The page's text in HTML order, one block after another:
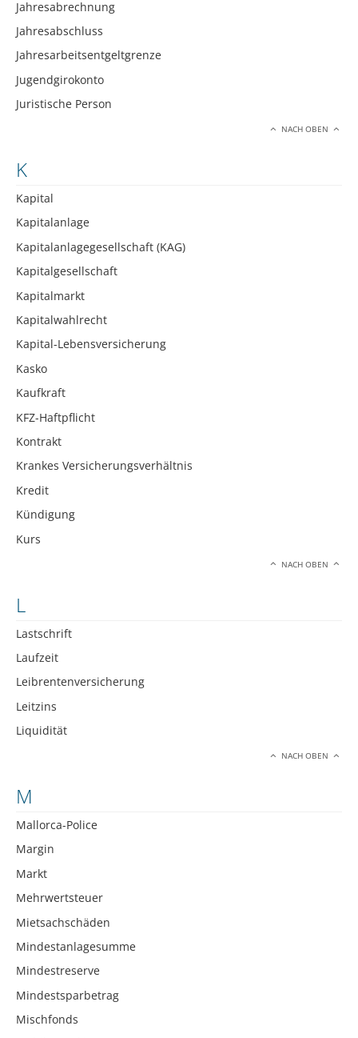
Jahresabrechnung
Jahresabschluss
Jahresarbeitsentgeltgrenze
Jugendgirokonto
Juristische Person
NACH OBEN
K
Kapital
Kapitalanlage
Kapitalanlagegesellschaft (KAG)
Kapitalgesellschaft
Kapitalmarkt
Kapitalwahlrecht
Kapital-Lebensversicherung
Kasko
Kaufkraft
KFZ-Haftpflicht
Kontrakt
Krankes Versicherungsverhältnis
Kredit
Kündigung
Kurs
NACH OBEN
L
Lastschrift
Laufzeit
Leibrentenversicherung
Leitzins
Liquidität
NACH OBEN
M
Mallorca-Police
Margin
Markt
Mehrwertsteuer
Mietsachschäden
Mindestanlagesumme
Mindestreserve
Mindestsparbetrag
Mischfonds